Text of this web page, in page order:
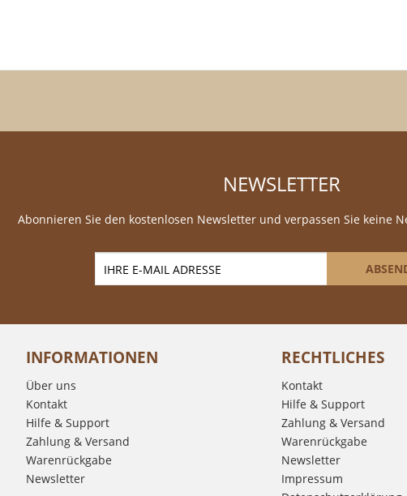
NEWSLETTER
Abonnieren Sie den kostenlosen Newsletter und verpassen Sie keine
INFORMATIONEN
Über uns
Kontakt
Hilfe & Support
Zahlung & Versand
Warenrückgabe
Newsletter
RECHTLICHES
Kontakt
Hilfe & Support
Zahlung & Versand
Warenrückgabe
Newsletter
Impressum